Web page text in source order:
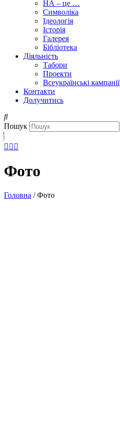
НА – це …
Символіка
Ідеологія
Історія
Галерея
Бібліотека
Діяльність
Табори
Проекти
Всеукраїнські кампанії
Контакти
Долучитись
Пошук
Фото
Головна /Фото